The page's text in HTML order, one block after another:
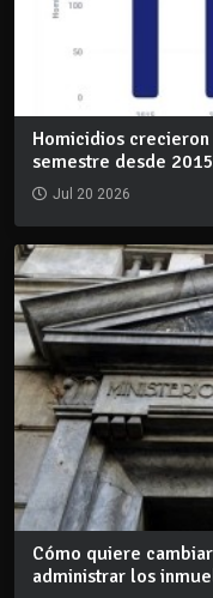
Homicidios
semestre desde 2015
Jul 20 2026
Cómo quiere
administrar los